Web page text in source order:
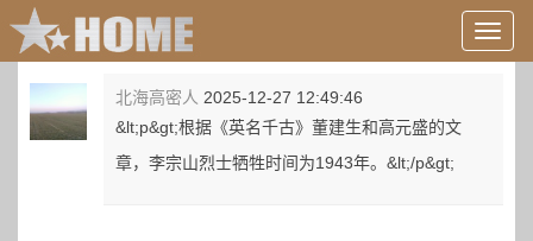
用
户
北海高密人 2025-12-27 12:49:46
&lt;p&gt;根据《英名千古》董建生和高元盛的文
章，李宗山烈士牺牲时间为1943年。&lt;/p&gt;